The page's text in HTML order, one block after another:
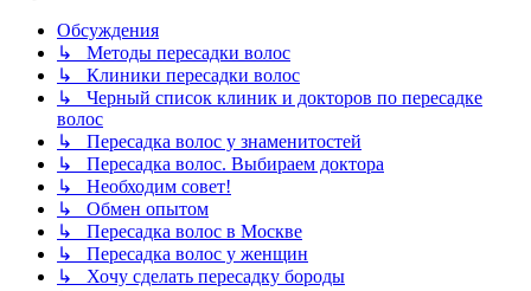
Обсуждения
↳ Методы пересадки волос
↳ Клиники пересадки волос
↳ Черный список клиник и докторов по пересадке
волос
↳ Пересадка волос у знаменитостей
↳ Пересадка волос. Выбираем доктора
↳ Необходим совет!
↳ Обмен опытом
↳ Пересадка волос в Москве
↳ Пересадка волос у женщин
↳ Хочу сделать пересадку бороды